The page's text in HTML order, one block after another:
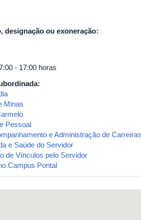
designação ou exoneração:
- 17:00 horas
Minas
Pessoal
e Administração de Carreiras
e Saúde do Servidor
de Vínculos pelo Servidor
Campus Pontal